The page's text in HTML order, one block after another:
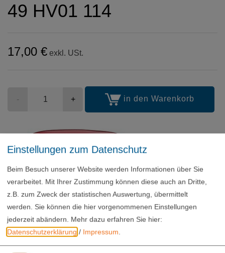
49 HV01 114
17,00 € exkl. USt.
- + in den Warenkorb
Einstellungen zum Datenschutz
Beim Besuch unserer Website werden Informationen über Sie
verarbeitet. Mit Ihrer Zustimmung können diese auch an Dritte,
z.B. zum Zweck der statistischen Auswertung, übermittelt
werden. Sie können die hier vorgenommenen Einstellungen
jederzeit abändern. Mehr dazu erfahren Sie hier:
Datenschutzerklärung / Impressum.